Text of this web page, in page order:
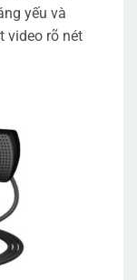
yếu và
video rõ nét